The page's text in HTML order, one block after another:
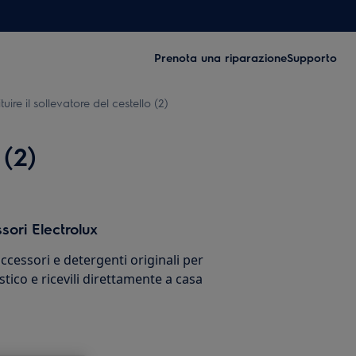
Prenota una riparazioneSupporto
il sollevatore del cestello (2)
Electrolux
e detergenti originali per
e ricevili direttamente a casa